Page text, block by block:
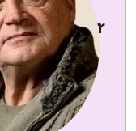
handen.